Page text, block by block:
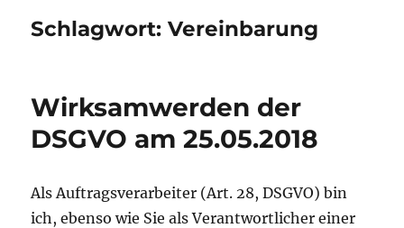
Schlagwort:Vereinbarung
Wirksamwerden der
DSGVO am 25.05.2018
Als Auftragsverarbeiter (Art. 28, DSGVO) bin
ich, ebenso wie Sie als Verantwortlicher einer